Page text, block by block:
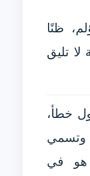
ظنًا
تليق
خطأ،
وتسمي
هو في